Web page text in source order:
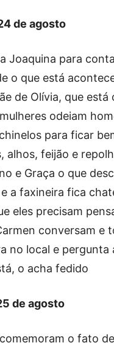
de agosto
Joaquina para
o que está
de Olívia, que
odeiam
para ficar
alhos, feijão e
e Graça o que
a faxineira fica
eles precisam
conversam e
no local e pergunta
o acha fedido
de agosto
o fato